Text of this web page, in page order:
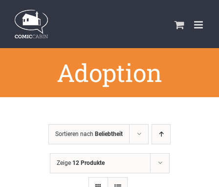
Inhalt
springen
Adoption
Sortieren nach Beliebtheit
Zeige 12 Produkte